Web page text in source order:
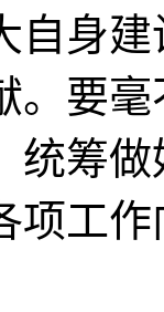
自身
。要
统筹
项工